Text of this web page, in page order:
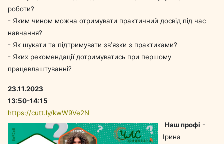
роботи?
- Яким чином можна отримувати практичний досвід під час
навчання?
- Як шукати та підтримувати звʼязки з практиками?
- Яких рекомендації дотримуватись при першому
працевлаштуванні?
23.11.2023
13:50-14:15
https://cutt.ly/kwW9Ve2N
Наш профі -
Ірина